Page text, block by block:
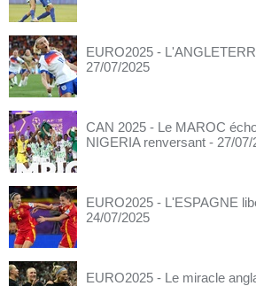
EURO2025 -
27/07/2025
CAN 2025 - Le MAROC
NIGERIA renversant - 27/07/
EURO2025 - L'ESPAGNE
24/07/2025
EURO2025 - Le miracle